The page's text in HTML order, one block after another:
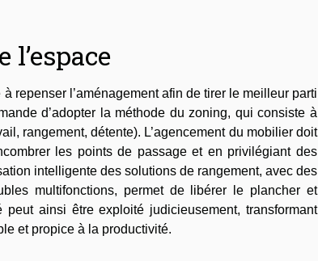
repenser l’aménagement afin de tirer le meilleur parti
d’adopter la méthode du zoning, qui consiste à
rangement, détente). L’agencement du mobilier doit
les points de passage et en privilégiant des
intelligente des solutions de rangement, avec des
multifonctions, permet de libérer le plancher et
peut ainsi être exploité judicieusement, transformant
et propice à la productivité.